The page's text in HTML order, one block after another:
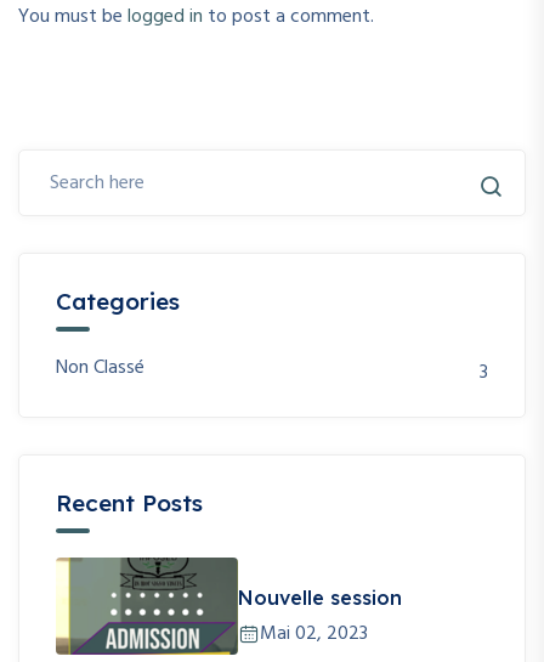
You must belogged in to post a comment.
Categories
Non Classé 3
Recent Posts
Nouvelle session
Mai 02, 2023